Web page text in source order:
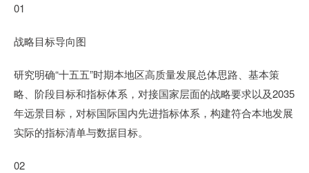
01
战略目标导向图
研究明确“十五五”时期本地区高质量发展总体思路、基本策
略、阶段目标和指标体系，对接国家层面的战略要求以及2035
年远景目标，对标国际国内先进指标体系，构建符合本地发展
实际的指标清单与数据目标。
02